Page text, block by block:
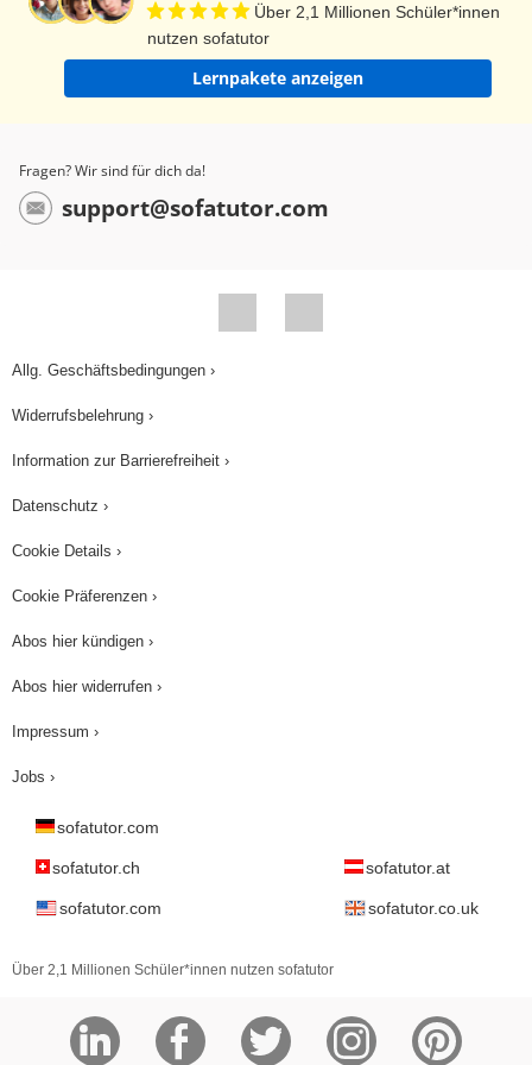
Über 2,1 Millionen Schüler*innen
nutzen sofatutor
Lernpakete anzeigen
Fragen? Wir sind für dich da!
support@sofatutor.com
Allg. Geschäftsbedingungen ›
Widerrufsbelehrung ›
Information zur Barrierefreiheit ›
Datenschutz ›
Cookie Details ›
Cookie Präferenzen ›
Abos hier kündigen ›
Abos hier widerrufen ›
Impressum ›
Jobs ›
sofatutor.com
sofatutor.ch sofatutor.at
sofatutor.com sofatutor.co.uk
Über 2,1 Millionen Schüler*innen nutzen sofatutor